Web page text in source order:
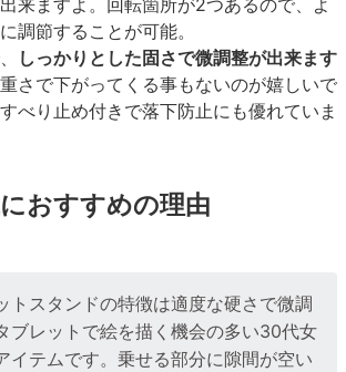
調節することが可能。
しっかりとした固さで微調整が出来ます
さで下がってくる事もないのが嬉しいで
べり止め付きで落下防止にも優れていま
おすすめの理由
トスタンドの特徴は適度な硬さで微調
ブレットで絵を描く機会の多い30代女
イテムです。乗せる部分に隙間が空い